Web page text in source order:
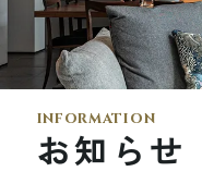
information
お知らせ